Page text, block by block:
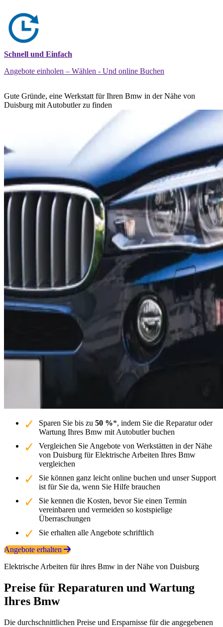
Schnell und Einfach
Angebote einholen – Wählen - Und online Buchen
Gute Gründe, eine Werkstatt für Ihren Bmw in der Nähe von
Duisburg mit Autobutler zu finden
Sparen Sie bis zu 50 %*, indem Sie die Reparatur oder
Wartung Ihres Bmw mit Autobutler buchen
Vergleichen Sie Angebote von Werkstätten in der Nähe
von Duisburg für Elektrische Arbeiten Ihres Bmw
vergleichen
Sie können ganz leicht online buchen und unser Support
ist für Sie da, wenn Sie Hilfe brauchen
Sie kennen die Kosten, bevor Sie einen Termin
vereinbaren und vermeiden so kostspielige
Überraschungen
Sie erhalten alle Angebote schriftlich
Angebote erhalten
Elektrische Arbeiten für ihres Bmw in der Nähe von Duisburg
Preise für Reparaturen und Wartung
Ihres Bmw
Die durchschnittlichen Preise und Ersparnisse für die angegebenen